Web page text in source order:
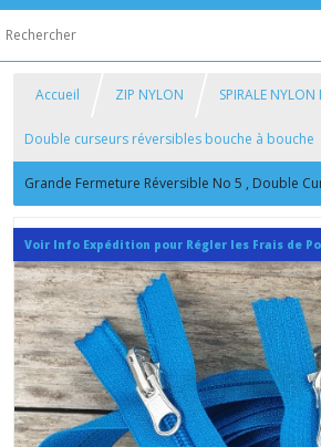
Accueil ZIP NYLON SPIRALE
Double curseurs réversibles bouche à bouche
Grande Fermeture Réversible No 5 , Double
bouche , Zip 6 mm , Longueur sur Mesure , 125